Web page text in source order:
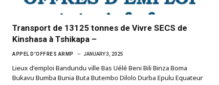
Transport de 13125 tonnes de Vivre SECS de
Kinshasa à Tshikapa –
APPEL D'OFFRES ARMP JANUARY 3, 2025
Lieux d’emploi Bandundu ville Bas Uélé Beni Bili Binza Boma
Bukavu Bumba Bunia Buta Butembo Dilolo Durba Epulu Equateur